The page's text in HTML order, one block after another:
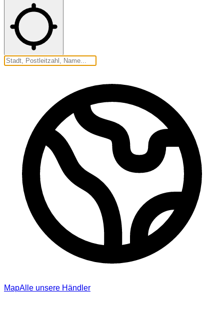
MapAlle unsere Händler